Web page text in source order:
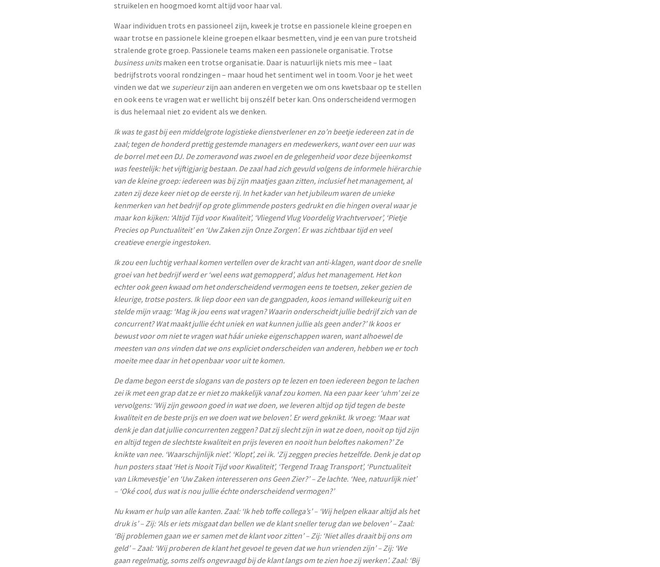
struikelen en hoogmoed komt altijd voor haar val.
Waar individuen trots en passioneel zijn, kweek je trotse en passionele kleine groepen en
waar trotse en passionele kleine groepen elkaar besmetten, vind je een van pure trotsheid
stralende grote groep. Passionele teams maken een passionele organisatie. Trotse
business unitsmaken een trotse organisatie. Daar is natuurlijk niets mis mee – laat
bedrijfstrots vooral rondzingen – maar houd het sentiment wel in toom. Voor je het weet
vinden we dat we superieurzijn aan anderen en vergeten we om ons kwetsbaar op te stellen
en ook eens te vragen wat er wellicht bij onszélf beter kan. Ons onderscheidend vermogen
is dus helemaal niet zo evident als we denken.
Ik was te gast bij een middelgrote logistieke dienstverlener en zo’n beetje iedereen zat in de
zaal; tegen de honderd prettig gestemde managers en medewerkers, want over een uur was
de borrel met een DJ. De zomeravond was zwoel en de gelegenheid voor deze bijeenkomst
was feestelijk: het vijftigjarig bestaan. De zaal had zich gevuld volgens de informele hiërarchie
van de kleine groep: iedereen was bij zijn maatjes gaan zitten, inclusief het management, al
zaten zij deze keer niet op de eerste rij. In het kader van het jubileum waren de unieke
kenmerken van het bedrijf op grote glimmende posters gedrukt en die hingen overal waar je
maar kon kijken: ‘Altijd Tijd voor Kwaliteit’, ‘Vliegend Vlug Voordelig Vrachtvervoer’, ‘Pietje
Precies op Punctualiteit’ en ‘Uw Zaken zijn Onze Zorgen’. Er was zichtbaar tijd en veel
creatieve energie ingestoken.
Ik zou een luchtig verhaal komen vertellen over de kracht van anti-klagen, want door de snelle
groei van het bedrijf werd er ‘wel eens wat gemopperd’, aldus het management. Het kon
echter ook geen kwaad om het onderscheidend vermogen eens te toetsen, zeker gezien de
kleurige, trotse posters. Ik liep door een van de gangpaden, koos iemand willekeurig uit en
stelde mijn vraag: ‘Mag ik jou eens wat vragen? Waarin onderscheidt jullie bedrijf zich van de
concurrent? Wat maakt jullie écht uniek en wat kunnen jullie als geen ander?’ Ik koos er
bewust voor om niet te vragen wat háár unieke eigenschappen waren, want alhoewel de
meesten van ons vinden dat we ons expliciet onderscheiden van anderen, hebben we er toch
moeite mee daar in het openbaar voor uit te komen.
De dame begon eerst de slogans van de posters op te lezen en toen iedereen begon te lachen
zei ik met een grap dat ze er niet zo makkelijk vanaf zou komen. Na een paar keer ‘uhm’ zei ze
vervolgens: ‘Wij zijn gewoon goed in wat we doen, we leveren altijd op tijd tegen de beste
kwaliteit en de beste prijs en we doen wat we beloven’. Er werd geknikt. Ik vroeg: ‘Maar wat
denk je dan dat jullie concurrenten zeggen? Dat zij slecht zijn in wat ze doen, nooit op tijd zijn
en altijd tegen de slechtste kwaliteit en prijs leveren en nooit hun beloftes nakomen?’ Ze
knikte van nee. ‘Waarschijnlijk niet’. ‘Klopt’, zei ik. ‘Zij zeggen precies hetzelfde. Denk je dat op
hun posters staat ‘Het is Nooit Tijd voor Kwaliteit’, ‘Tergend Traag Transport’, ‘Punctualiteit
van Likmevestje’ en ‘Uw Zaken interesseren ons Geen Zier?’ – Ze lachte. ‘Nee, natuurlijk niet’
– ‘Oké cool, dus wat is nou jullie échte onderscheidend vermogen?’
Nu kwam er hulp van alle kanten. Zaal: ‘Ik heb toffe collega’s’ – ‘Wij helpen elkaar altijd als het
druk is’ – Zij: ‘Als er iets misgaat dan bellen we de klant sneller terug dan we beloven’ – Zaal:
‘Bij problemen gaan we er samen met de klant voor zitten’ – Zij: ‘Niet alles draait bij ons om
geld’ – Zaal: ‘Wij proberen de klant het gevoel te geven dat we hun vrienden zijn’ – Zij: ‘We
gaan regelmatig, soms zelfs ongevraagd bij de klant langs om te zien hoe zij werken’. Zaal: ‘Bij